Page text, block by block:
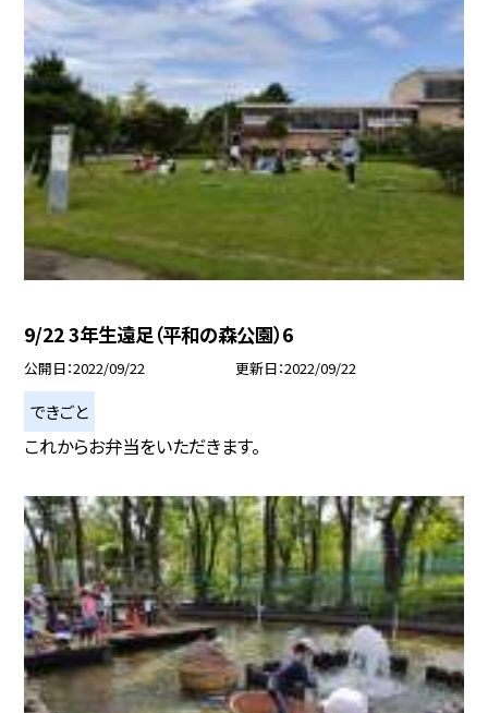
9/22 3年生遠足（平和の森公園）6
公開日 2022/09/22 更新日 2022/09/22
できごと
これからお弁当をいただきます。